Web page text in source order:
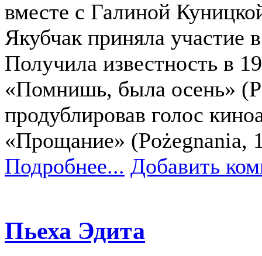
вместе с Галиной
Якубчак приняла участие
Получила известность в
«Помнишь, была осень»
продублировав голос
«Прощание» (Pożegnania,
Подробнее... Добавить
Пьеха Эдита